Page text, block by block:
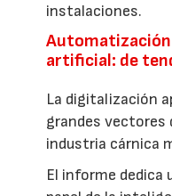
instalaciones.
artificial: de
La digitalización
grandes vectores
industria cárnica
El informe dedica